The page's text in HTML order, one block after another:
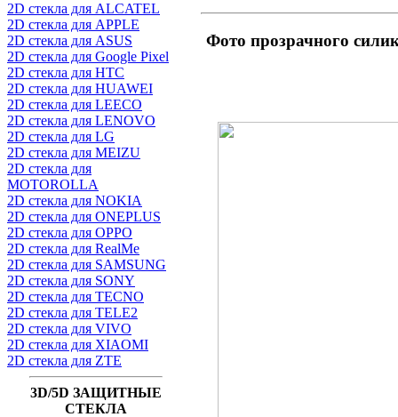
2D стекла для ALCATEL
2D стекла для APPLE
2D стекла для ASUS
2D стекла для Google Pixel
2D стекла для HTC
2D стекла для HUAWEI
2D стекла для LEECO
2D стекла для LENOVO
2D стекла для LG
2D стекла для MEIZU
2D стекла для
MOTOROLLA
2D стекла для NOKIA
2D стекла для ONEPLUS
2D стекла для OPPO
2D стекла для RealMe
2D стекла для SAMSUNG
2D стекла для SONY
2D стекла для TECNO
2D стекла для TELE2
2D стекла для VIVO
2D стекла для XIAOMI
2D стекла для ZTE
3D/5D ЗАЩИТНЫЕ
СТЕКЛА
Фото прозрачного